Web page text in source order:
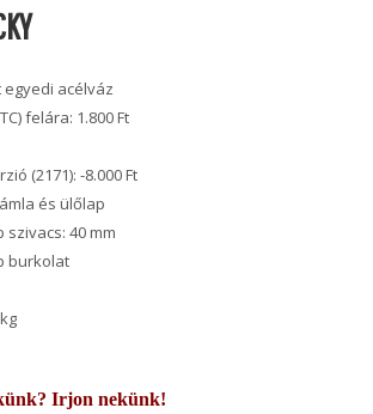
acélváz
felára: 1.800 Ft
(2171): -8.000 Ft
és ülőlap
40 mm
burkolat
Irjon nekünk!